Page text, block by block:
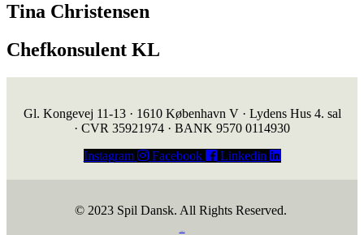
Tina Christensen
Chefkonsulent KL
Gl. Kongevej 11-13 · 1610 København V · Lydens Hus 4. sal
· CVR 35921974 · BANK 9570 0114930
Instagram
Facebook Linkedin
© 2023 Spil Dansk. All Rights Reserved.